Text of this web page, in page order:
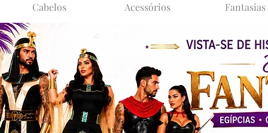
Cabelos Acessórios Fantasias